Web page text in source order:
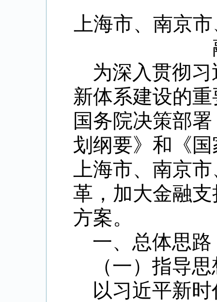
上海市、南京
为深入贯彻
新体系建设的
国务院决策部
划纲要》和《
上海市、南京
革，加大金融
方案。
一、总体思路
（一）指导
以习近平新